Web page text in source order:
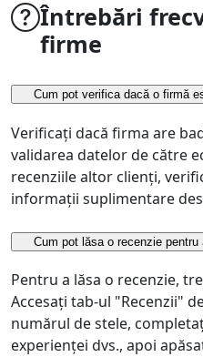
Întrebări
firme
Cum pot verifica dacă o firmă
Verificați dacă firma are
validarea datelor de către
recenziile altor clienți,
informații suplimentare
Cum pot lăsa o recenzie pentru
Pentru a lăsa o recenzie,
Accesați tab-ul "Recenzii"
numărul de stele,
experienței dvs., apoi